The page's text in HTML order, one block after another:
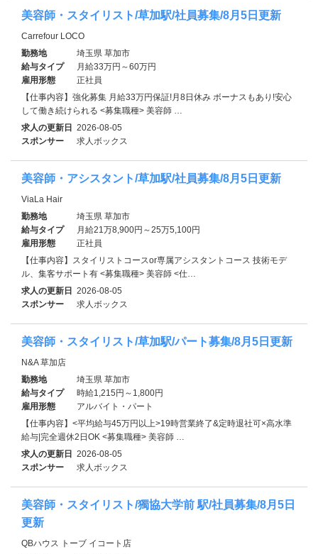
美容師・スタイリスト/草加駅/社員募集/8月5日更新
Carrefour LOCO
勤務地
埼玉県 草加市
給与タイプ
月給33万円～60万円
雇用形態
正社員
【仕事内容】強化募集 月給33万円保証!月8日休み ボーナスもあり!安心
して働き続けられる <募集職種> 美容師 …
求人の更新日 2026-08-05
スポンサー
求人ボックス
美容師・アシスタント/草加駅/社員募集/8月5日更新
ViaLa Hair
勤務地
埼玉県 草加市
給与タイプ
月給21万8,900円～25万5,100円
雇用形態
正社員
【仕事内容】スタイリストコースor専属アシスタントコース 技術モデ
ル、集客サポート有 <募集職種> 美容師 <仕…
求人の更新日 2026-08-05
スポンサー
求人ボックス
美容師・スタイリスト/草加駅/パート募集/8月5日更新
N&A 草加店
勤務地
埼玉県 草加市
給与タイプ
時給1,215円～1,800円
雇用形態
アルバイト・パート
【仕事内容】<平均給与45万円以上>19時営業終了&定時退社可×高水準
給与|完全週休2日OK <募集職種> 美容師 …
求人の更新日 2026-08-05
スポンサー
求人ボックス
美容師・スタイリスト/獨協大学前 駅/社員募集/8月5日
更新
QBハウス トーブ イコート店